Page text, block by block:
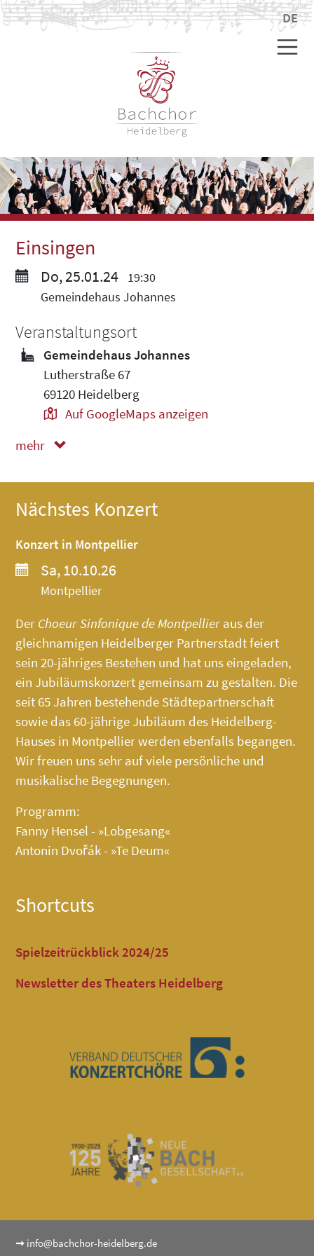
DE
Einsingen
Do, 25.01.24
19:30
Gemeindehaus Johannes
Veranstaltungsort
Gemeindehaus Johannes
Lutherstraße 67
69120 Heidelberg
Auf GoogleMaps anzeigen
mehr
Nächstes Konzert
Konzert in Montpellier
Sa, 10.10.26
Montpellier
Der Choeur Sinfonique de Montpellier aus der
gleichnamigen Heidelberger Partnerstadt feiert
sein 20-jähriges Bestehen und hat uns eingeladen,
ein Jubiläumskonzert gemeinsam zu gestalten. Die
seit 65 Jahren bestehende Städtepartnerschaft
sowie das 60-jährige Jubiläum des Heidelberg-
Hauses in Montpellier werden ebenfalls begangen.
Wir freuen uns sehr auf viele persönliche und
musikalische Begegnungen.
Programm:
Fanny Hensel - »Lobgesang«
Antonin Dvořák - »Te Deum«
Shortcuts
Spielzeitrückblick 2024/25
Newsletter des Theaters Heidelberg
➞ info@bachchor-heidelberg.de